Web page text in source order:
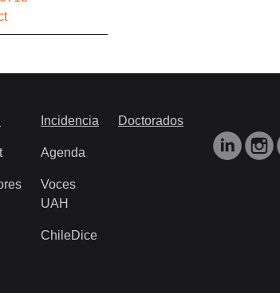
Incidencia
Agenda
Voces
UAH
ChileDice
Doctorados